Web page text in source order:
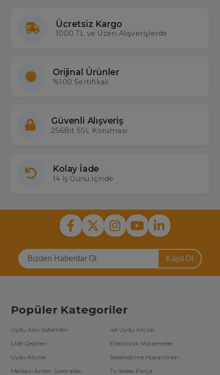
Ücretsiz Kargo
1000 TL ve Üzeri Alışverişlerde
Orijinal Ürünler
%100 Sertifikalı
Güvenli Alışveriş
256Bit SSL Koruması
Kolay İade
14 İş Günü İçinde
Kayıt Ol
Popüler Kategoriler
Uydu Alıcı Sistemleri
4K Uydu Alıcılar
LNB Çeşitleri
Elektronik Malzemeler
Uydu Alıcılar
Seslendirme Hoparlörleri
Merkezi Anten Santralleri
Tv Yedek Parça